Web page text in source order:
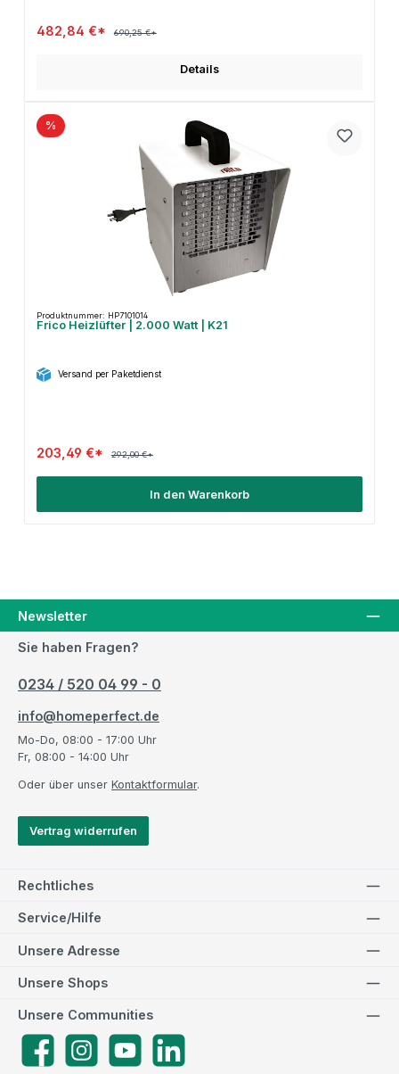
482,84 €* 690,25 €*
Details
%
Produktnummer: HP7101014
Frico Heizlüfter | 2.000 Watt | K21
Versand per Paketdienst
203,49 €* 292,00 €*
In den Warenkorb
Newsletter
Sie haben Fragen?
0234 / 520 04 99 - 0
info@homeperfect.de
Mo-Do, 08:00 - 17:00 Uhr
Fr, 08:00 - 14:00 Uhr
Oder über unser Kontaktformular.
Vertrag widerrufen
Rechtliches
Service/Hilfe
Unsere Adresse
Unsere Communities
FacebookInstagramYouTube
Unsere Shops